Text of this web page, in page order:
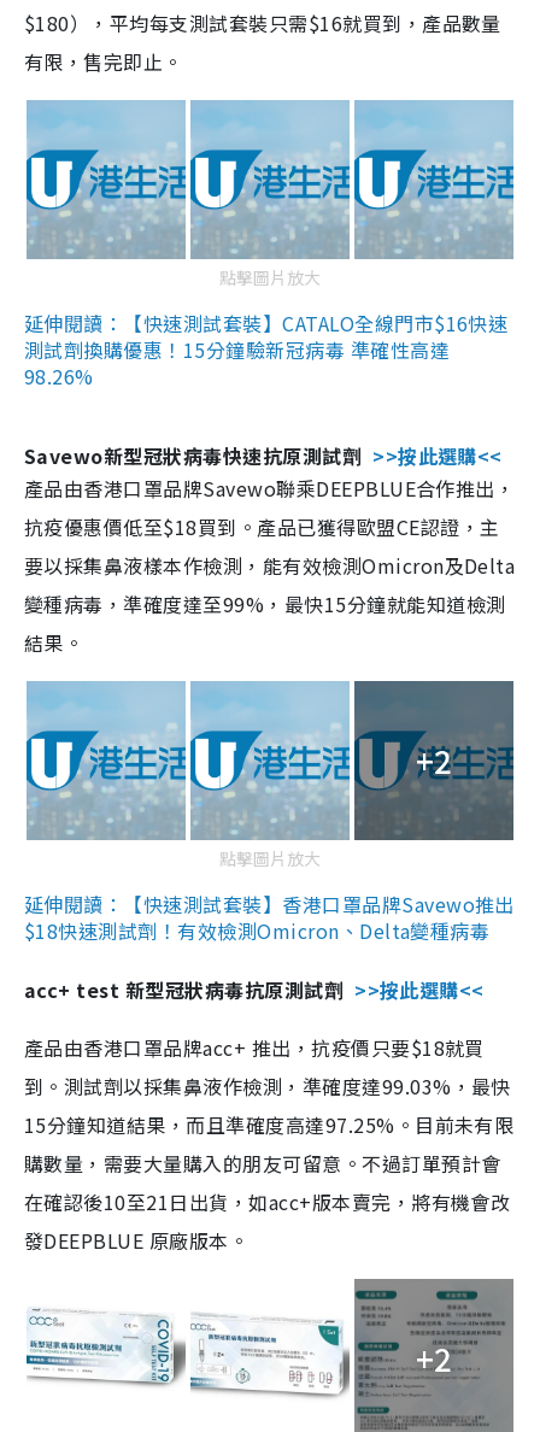
$180），平均每支測試套裝只需$16就買到，產品數量
有限，售完即止。
點擊圖片放大
延伸閱讀：【快速測試套裝】CATALO全線門市$16快速
測試劑換購優惠！15分鐘驗新冠病毒 準確性高達
98.26%
Savewo新型冠狀病毒快速抗原測試劑 >>按此選購<<
產品由香港口罩品牌Savewo聯乘DEEPBLUE合作推出，
抗疫優惠價低至$18買到。產品已獲得歐盟CE認證，主
要以採集鼻液樣本作檢測，能有效檢測Omicron及Delta
變種病毒，準確度達至99%，最快15分鐘就能知道檢測
結果。
+2
點擊圖片放大
延伸閱讀：【快速測試套裝】香港口罩品牌Savewo推出
$18快速測試劑！有效檢測Omicron、Delta變種病毒
acc+ test 新型冠狀病毒抗原測試劑 >>按此選購<<
產品由香港口罩品牌acc+ 推出，抗疫價只要$18就買
到。測試劑以採集鼻液作檢測，準確度達99.03%，最快
15分鐘知道結果，而且準確度高達97.25%。目前未有限
購數量，需要大量購入的朋友可留意。不過訂單預計會
在確認後10至21日出貨，如acc+版本賣完，將有機會改
發DEEPBLUE 原廠版本。
+2